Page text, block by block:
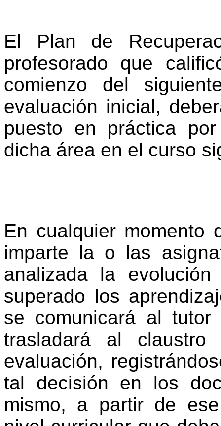
El Plan de
profesorado que
comienzo del
evaluación inicial,
puesto en práctica
dicha área en el curso
En cualquier momento
imparte la o las
analizada la
superado los
se comunicará al
trasladará al
evaluación,
tal decisión en los
mismo, a partir de